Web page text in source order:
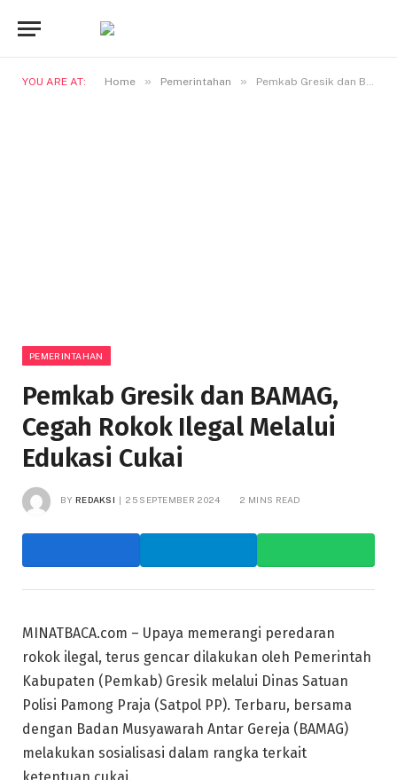
YOU ARE AT: Home » Pemerintahan » Pemkab Gresik dan BAMAG, Cegah Rokok Ilegal Melalui Edukasi Cukai
PEMERINTAHAN
Pemkab Gresik dan BAMAG,
Cegah Rokok Ilegal Melalui
Edukasi Cukai
BY REDAKSI 25 SEPTEMBER 2024 2 MINS READ
MINATBACA.com – Upaya memerangi peredaran
rokok ilegal, terus gencar dilakukan oleh Pemerintah
Kabupaten (Pemkab) Gresik melalui Dinas Satuan
Polisi Pamong Praja (Satpol PP). Terbaru, bersama
dengan Badan Musyawarah Antar Gereja (BAMAG)
melakukan sosialisasi dalam rangka terkait